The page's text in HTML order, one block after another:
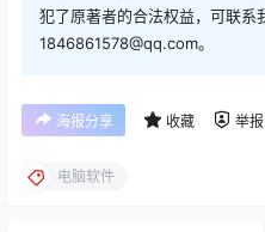
犯了原著者的合法权益，可联系
1846861578@qq.com。
海报分享 收藏 举报
电脑软件